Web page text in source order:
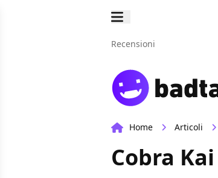
Recensioni
Home Articoli
Cobra